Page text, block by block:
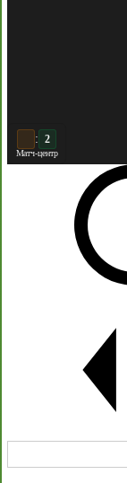
: 2
Матч-центр